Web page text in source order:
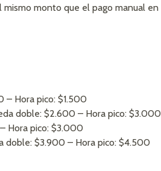
monto que el pago manual en
– Hora pico: $1.500
doble: $2.600 – Hora pico: $3.000
Hora pico: $3.000
doble: $3.900 – Hora pico: $4.500